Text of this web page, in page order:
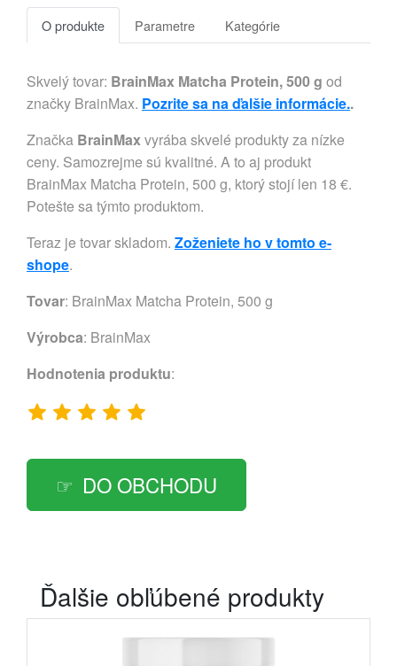
O produkte Parametre Kategórie
Skvelý tovar: BrainMax Matcha Protein, 500 g od
značky BrainMax. Pozrite sa na ďalšie informácie..
Značka BrainMaxvyrába skvelé produkty za nízke
ceny. Samozrejme sú kvalitné. A to aj produkt
BrainMax Matcha Protein, 500 g, ktorý stojí len 18 €.
Potešte sa týmto produktom.
Teraz je tovar skladom. Zoženiete ho v tomto e-
shope.
Tovar: BrainMax Matcha Protein, 500 g
Výrobca: BrainMax
Hodnotenia produktu:
DO OBCHODU
Ďalšie obľúbené produkty